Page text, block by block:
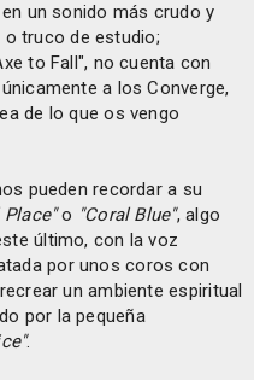
un sonido más crudo y
truco de estudio;
to Fall", no cuenta con
a los Converge,
de lo que os vengo
pueden recordar a su
Place"o "Coral Blue", algo
último, con la voz
por unos coros con
un ambiente espiritual
por la pequeña
.